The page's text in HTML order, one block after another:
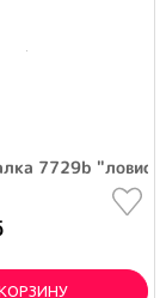
коробке
7729b